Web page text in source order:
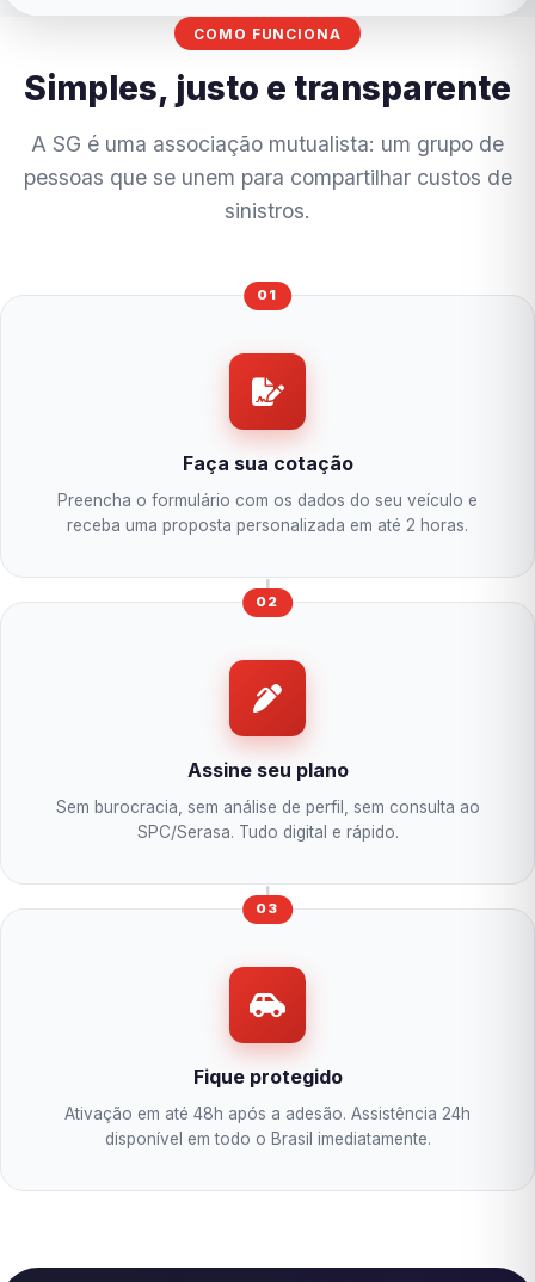
COMO FUNCIONA
Simples, justo e transparente
A SG é uma associação mutualista: um grupo de
pessoas que se unem para compartilhar custos de
sinistros.
01
Faça sua cotação
Preencha o formulário com os dados do seu veículo e
receba uma proposta personalizada em até 2 horas.
02
Assine seu plano
Sem burocracia, sem análise de perfil, sem consulta ao
SPC/Serasa. Tudo digital e rápido.
03
Fique protegido
Ativação em até 48h após a adesão. Assistência 24h
disponível em todo o Brasil imediatamente.